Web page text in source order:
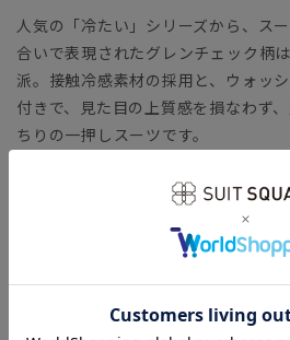
人気の「冷たい」シリーズから、ス
合いで表現されたグレンチェック柄
派。接触冷感素材の採用と、ウォッ
付きで、見た目の上質感を損なわず
ちりの一押しスーツです。
【モデル】 MODERN CLASSIC
コンパクトフォルムのジャケットに
ンツをセットした人気のタイトフィ
ィテールが特徴です。